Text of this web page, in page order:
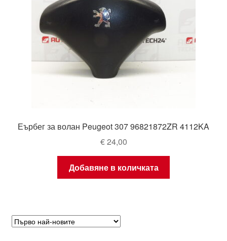
Еърбег за волан Peugeot 307 96821872ZR 4112KA
€24,00
Добавяне в количката